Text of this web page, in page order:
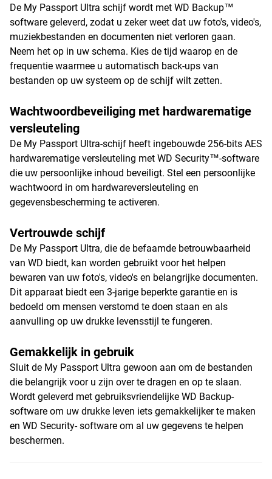
De My Passport Ultra schijf wordt met WD Backup™
software geleverd, zodat u zeker weet dat uw foto's, video's,
muziekbestanden en documenten niet verloren gaan.
Neem het op in uw schema. Kies de tijd waarop en de
frequentie waarmee u automatisch back-ups van
bestanden op uw systeem op de schijf wilt zetten.
Wachtwoordbeveiliging met hardwarematige
versleuteling
De My Passport Ultra-schijf heeft ingebouwde 256-bits AES
hardwarematige versleuteling met WD Security™-software
die uw persoonlijke inhoud beveiligt. Stel een persoonlijke
wachtwoord in om hardwareversleuteling en
gegevensbescherming te activeren.
Vertrouwde schijf
De My Passport Ultra, die de befaamde betrouwbaarheid
van WD biedt, kan worden gebruikt voor het helpen
bewaren van uw foto's, video's en belangrijke documenten.
Dit apparaat biedt een 3-jarige beperkte garantie en is
bedoeld om mensen verstomd te doen staan en als
aanvulling op uw drukke levensstijl te fungeren.
Gemakkelijk in gebruik
Sluit de My Passport Ultra gewoon aan om de bestanden
die belangrijk voor u zijn over te dragen en op te slaan.
Wordt geleverd met gebruiksvriendelijke WD Backup-
software om uw drukke leven iets gemakkelijker te maken
en WD Security- software om al uw gegevens te helpen
beschermen.